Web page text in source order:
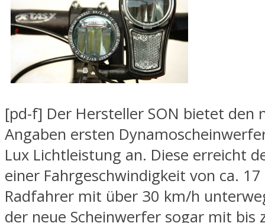
[pd-f] Der Hersteller SON bietet den
Angaben ersten
Lux Lichtleistung an. Diese erreicht
einer Fahrgeschwindigkeit von ca.
Radfahrer mit über 30 km/h
der neue Scheinwerfer sogar mit bis